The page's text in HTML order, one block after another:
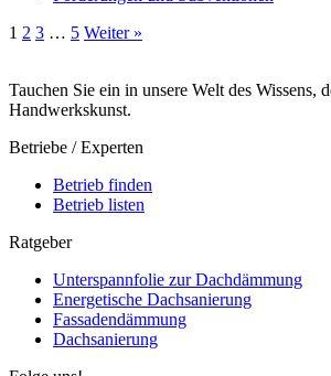
1 2 3 … 5 Weiter »
Tauchen Sie ein in unsere Welt des Wissens,
Handwerkskunst.
Betriebe / Experten
Betrieb finden
Betrieb listen
Ratgeber
Unterspannfolie zur Dachdämmung
Energetische Dachsanierung
Fassadendämmung
Dachsanierung